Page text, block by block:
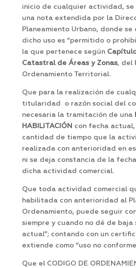
inicio de cualquier actividad,
una nota extendida por la
Planeamiento Urbano, donde
dicho uso es “permitido o
la que pertenece según
Catastral de Áreas y Zonas, del
Ordenamiento Territorial.
Que para la realización de
titularidad o razón social del
necesaria la tramitación de una
HABILITACIÓN con fecha
cantidad de tiempo que la
realizada con anterioridad en
ni se deja constancia de la
dicha actividad comercial.
Que toda actividad comercial
habilitada con anterioridad al
Ordenamiento, puede seguir
siempre y cuando no dé de baja
actual”; contando con un
extiende como “uso no
Que el CODIGO DE